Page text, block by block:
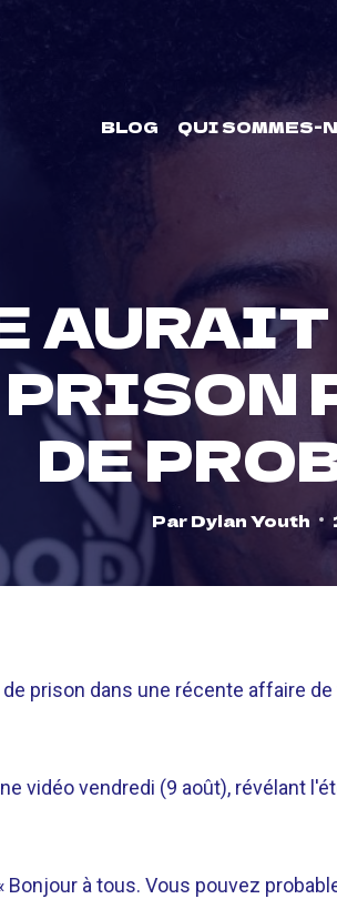
BLOG QUI SOMMES-
DE
ParDylan Youth
prison dans une récente affaire
vidéo vendredi (9 août), révélant
Bonjour à tous. Vous pouvez